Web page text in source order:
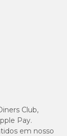
Club,
Pay.
em nosso